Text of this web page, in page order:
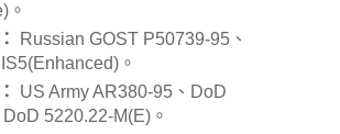
。
Russian GOST P50739-95、
。
US Army AR380-95、DoD
5220.22-M(E)。